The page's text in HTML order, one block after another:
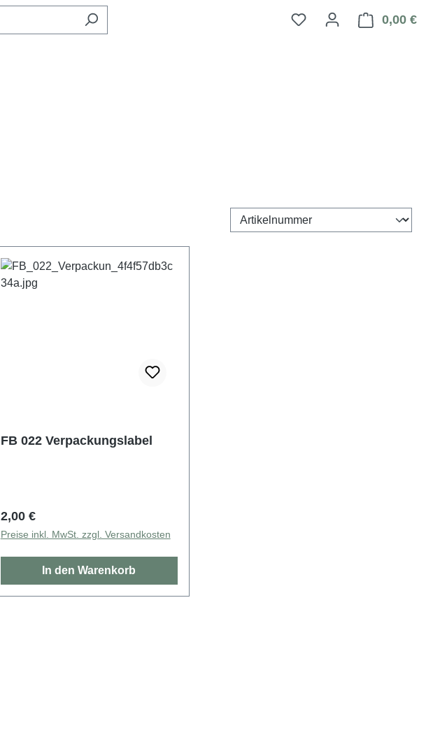
0,00 €
FB 022 Verpackungslabel
Regulärer Preis:
2,00 €
Preise inkl. MwSt. zzgl. Versandkosten
In den Warenkorb